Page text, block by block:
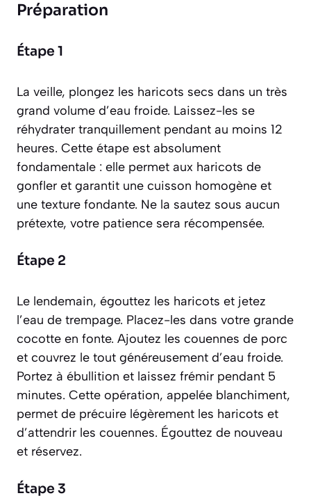
Préparation
Étape 1
La veille, plongez les haricots secs dans un très
grand volume d’eau froide. Laissez-les se
réhydrater tranquillement pendant au moins 12
heures. Cette étape est absolument
fondamentale : elle permet aux haricots de
gonfler et garantit une cuisson homogène et
une texture fondante. Ne la sautez sous aucun
prétexte, votre patience sera récompensée.
Étape 2
Le lendemain, égouttez les haricots et jetez
l’eau de trempage. Placez-les dans votre grande
cocotte en fonte. Ajoutez les couennes de porc
et couvrez le tout généreusement d’eau froide.
Portez à ébullition et laissez frémir pendant 5
minutes. Cette opération, appelée blanchiment,
permet de précuire légèrement les haricots et
d’attendrir les couennes. Égouttez de nouveau
et réservez.
Étape 3